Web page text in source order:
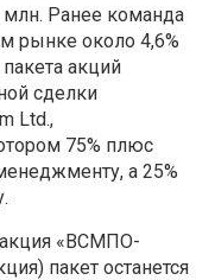
Ранее команда
рынке около 4,6%
акций
сделки
Ltd.,
75% плюс
а 25%
акция «ВСМПО-
пакет останется